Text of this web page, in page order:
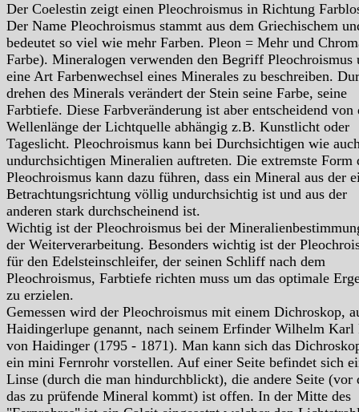
Der Coelestin zeigt einen Pleochroismus in Richtung
Der Name Pleochroismus stammt aus dem Griechischem
bedeutet so viel wie mehr Farben. Pleon = Mehr und
Farbe). Mineralogen verwenden den Begriff Pleochroismus
eine Art Farbenwechsel eines Minerales zu beschreiben.
drehen des Minerals verändert der Stein seine Farbe, seine
Farbtiefe. Diese Farbveränderung ist aber entscheidend von
Wellenlänge der Lichtquelle abhängig z.B. Kunstlicht oder
Tageslicht. Pleochroismus kann bei Durchsichtigen wie
undurchsichtigen Mineralien auftreten. Die extremste Form
Pleochroismus kann dazu führen, dass ein Mineral aus der
Betrachtungsrichtung völlig undurchsichtig ist und aus der
anderen stark durchscheinend ist.
Wichtig ist der Pleochroismus bei der
der Weiterverarbeitung. Besonders wichtig ist der
für den Edelsteinschleifer, der seinen Schliff nach dem
Pleochroismus, Farbtiefe richten muss um das optimale
zu erzielen.
Gemessen wird der Pleochroismus mit einem Dichroskop,
Haidingerlupe genannt, nach seinem Erfinder Wilhelm Karl
von Haidinger (1795 - 1871). Man kann sich das
ein mini Fernrohr vorstellen. Auf einer Seite befindet sich
Linse (durch die man hindurchblickt), die andere Seite (vor
das zu prüfende Mineral kommt) ist offen. In der Mitte des